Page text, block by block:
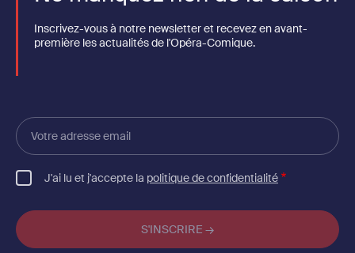
Inscrivez-vous à notre newsletter et recevez en avant-
première les actualités de l'Opéra-Comique.
Votre
adresse
email
J'ai lu et j'accepte la politique de confidentialité